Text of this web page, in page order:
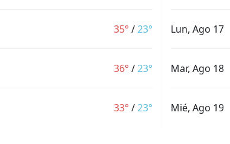
35° /23°
36° /23°
33° /23°
Lun, Ago 17
Mar, Ago 18
Mié, Ago 19